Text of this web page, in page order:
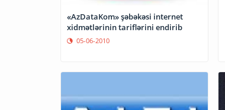
«AzDataKom» şəbəkəsi internet
xidmətlərinin tariflərini endirib
05-06-2010